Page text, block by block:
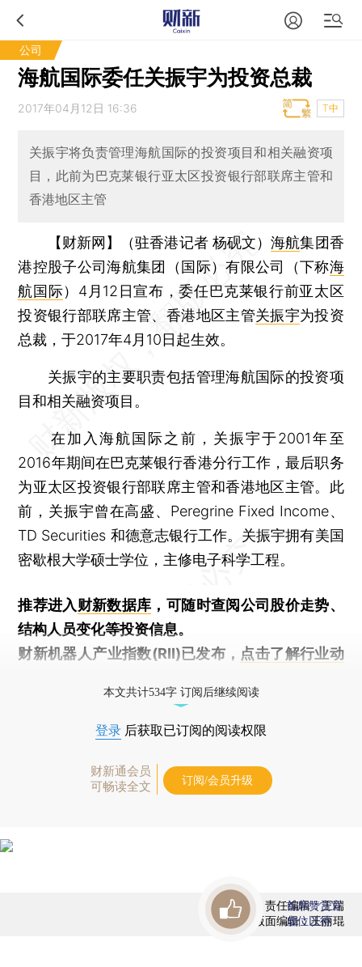
公司
海航国际委任关振宇为投资总裁
2017年04月12日 16:36 T中
关振宇将负责管理海航国际的投资项目和相关融资项
目，此前为巴克莱银行亚太区投资银行部联席主管和
香港地区主管
【财新网】（驻香港记者 杨砚文）海航集团香
港控股子公司海航集团（国际）有限公司（下称海
航国际）4月12日宣布，委任巴克莱银行前亚太区
投资银行部联席主管、香港地区主管关振宇为投资
总裁，于2017年4月10日起生效。
关振宇的主要职责包括管理海航国际的投资项
目和相关融资项目。
在加入海航国际之前，关振宇于2001年至
2016年期间在巴克莱银行香港分行工作，最后职务
为亚太区投资银行部联席主管和香港地区主管。此
前，关振宇曾在高盛、Peregrine Fixed Income、
TD Securities 和德意志银行工作。关振宇拥有美国
密歇根大学硕士学位，主修电子科学工程。
推荐进入财新数据库 ，可随时查阅公司股价走势、
结构人员变化等投资信息。
财新机器人产业指数(RII)已发布， 点击了解行业动
本文共计534字 订阅后继续阅读
登录 后获取已订阅的阅读权限
财新通会员
可畅读全文
订阅/会员升级
责任编辑：王端
版面编辑：王丽琨
首席赞赏官
虚位以待